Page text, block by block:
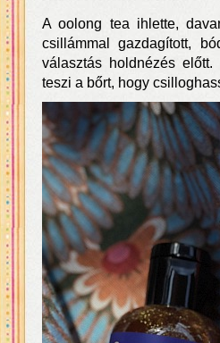
A oolong tea ihlette,
csillámmal gazdagított,
választás holdnézés
teszi a bőrt, hogy